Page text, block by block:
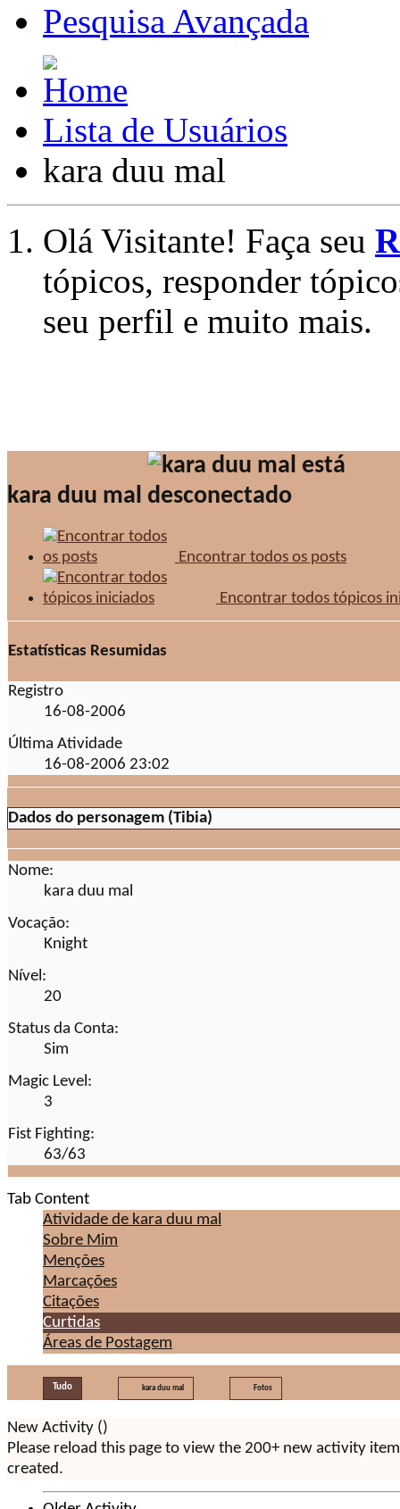
Pesquisa Avançada
Lista de Usuários
kara duu mal
Olá Visitante! Faça seu
tópicos, responder
seu perfil e muito mais.
kara duu mal
Encontrar todos os posts
Encontrar todos tópicos
Estatísticas Resumidas
Registro
16-08-2006
Última Atividade
16-08-2006 23:02
Dados do personagem (Tibia)
Nome:
kara duu mal
Vocação:
Knight
Nível:
20
Status da Conta:
Sim
Magic Level:
3
Fist Fighting:
63/63
Tab Content
Atividade de kara duu mal
Sobre Mim
Menções
Marcações
Citações
Curtidas
Áreas de Postagem
Tudo kara duu mal Fotos
New Activity ()
Please reload this page to view the 200+ new activity
created.